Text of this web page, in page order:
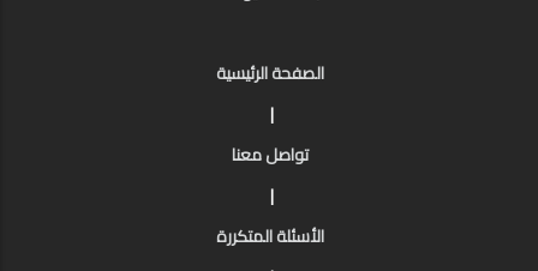
الصفحة الرئيسية
|
تواصل معنا
|
الأسئلة المتكررة